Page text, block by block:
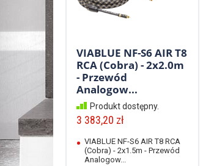
VIABLUE NF-S6 AIR T8
RCA (Cobra) - 2x2.0m
- Przewód
Analogow...
Produkt dostępny.
3 383,20 zł
VIABLUE NF-S6 AIR T8 RCA
(Cobra) - 2x1.5m - Przewód
Analogow...